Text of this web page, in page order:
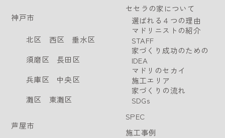
神戸市
北区 西区
垂水区
須磨区
長田区
兵庫区
中央区
灘区
東灘区
芦屋市
セセラの家について
選ばれる４つの理由
マドリニストの紹介
STAFF
家づくり成功のための
IDEA
マドリのセカイ
施工エリア
家づくりの流れ
SDGs
SPEC
施工事例